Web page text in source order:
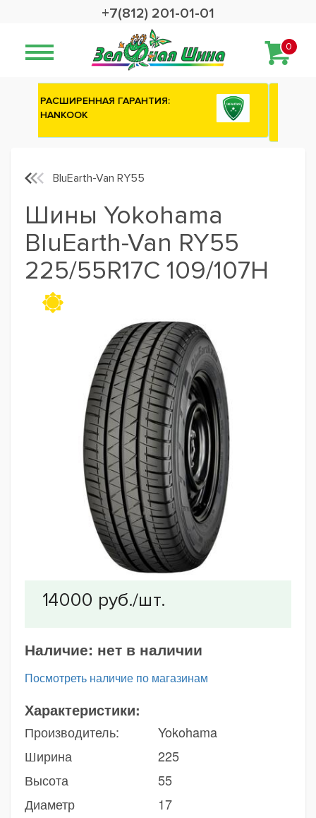
+7(812) 201-01-01
0
Сashback 2500 рублей на зимние
шины ATTAR
BluEarth-Van RY55
Шины Yokohama
BluEarth-Van RY55
225/55R17C 109/107H
Наличие: нет в наличии
Посмотреть наличие по магазинам
Характеристики:
Производитель:
Yokohama
Ширина
225
Высота
55
Диаметр
17